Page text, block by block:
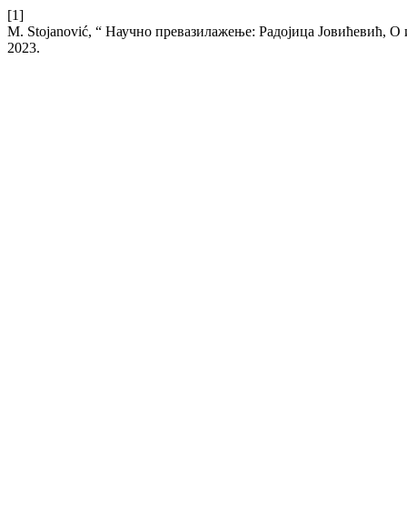
[1]
M. Stojanović, “ Научно превазилажење: Радојица Јовићевић,
2023.